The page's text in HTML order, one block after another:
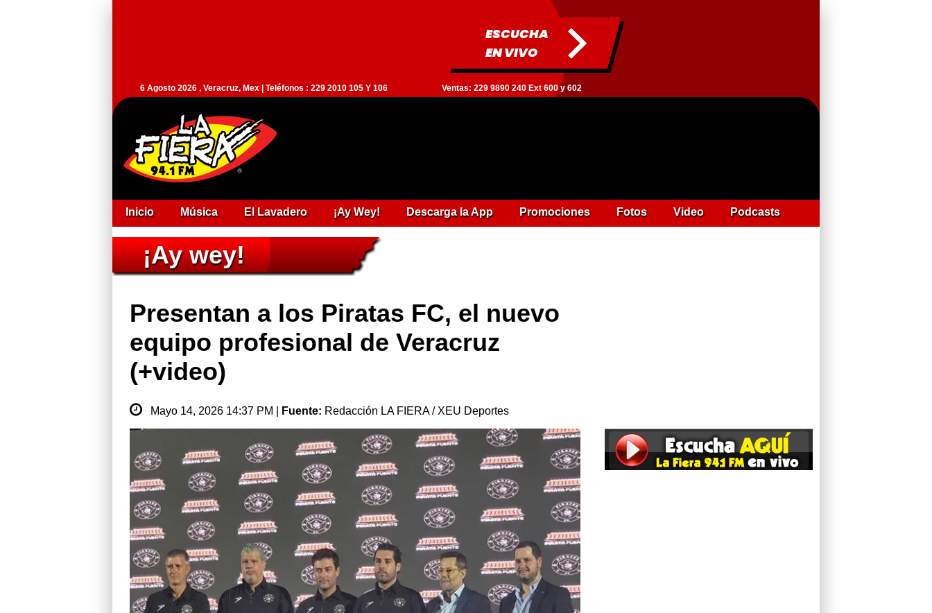
ESCUCHA
EN VIVO
6 Agosto 2026 , Veracruz, Mex | Teléfonos : 229 2010 105 Y 106 Ventas: 229 9890 240 Ext 600 y 602
Inicio Música El Lavadero ¡Ay Wey! Descarga la App Promociones Fotos Video Podcasts
¡Ay wey!
Presentan a los Piratas FC, el nuevo
equipo profesional de Veracruz
(+video)
Mayo 14, 2026 14:37 PM | Fuente: Redacción LA FIERA / XEU Deportes